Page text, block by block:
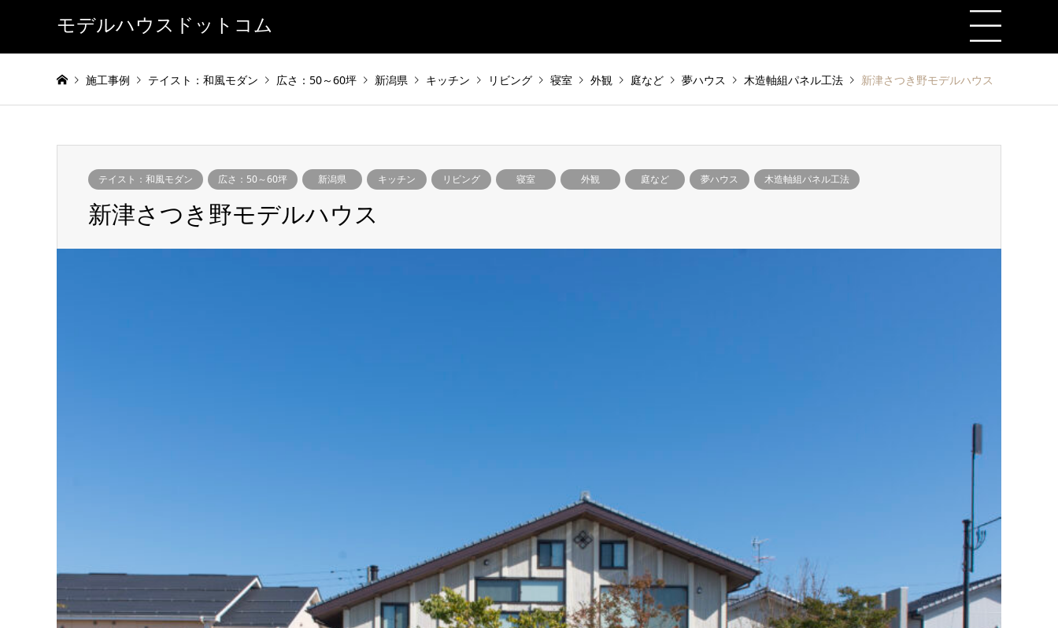
モデルハウスドットコム
施工事例 テイスト：和風モダン 広さ：50～60坪 新潟県 キッチン リビング 寝室 外観 庭など 夢ハウス 木造軸組パネル工法 新津さつき野モデルハウス
テイスト：和風モダン 広さ：50～60坪 新潟県 キッチン リビング 寝室 外観 庭など 夢ハウス 木造軸組パネル工法
新津さつき野モデルハウス